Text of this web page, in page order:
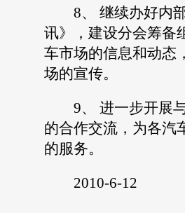
8、 继续办好内
讯》，建设分会筹备
车市场的信息和动态
场的宣传。
9、 进一步开展与
的合作交流，为各汽
的服务。
2010-6-12